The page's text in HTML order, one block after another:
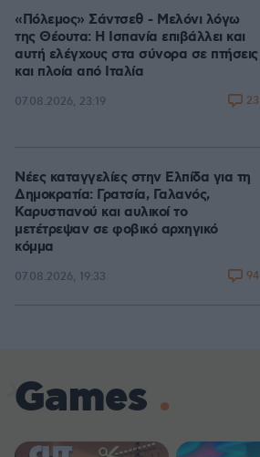
«Πόλεμος» Σάντσεθ - Μελόνι λόγω
της Θέουτα: Η Ισπανία επιβάλλει και
αυτή ελέγχους στα σύνορα σε πτήσεις
και πλοία από Ιταλία
07.08.2026, 23:19 23
Νέες καταγγελίες στην Ελπίδα για τη
Δημοκρατία: Γρατσία, Γαλανός,
Καρυστιανού και αυλικοί το
μετέτρεψαν σε φοβικό αρχηγικό
κόμμα
07.08.2026, 19:33 94
Games